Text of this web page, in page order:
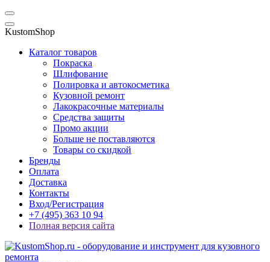
KustomShop
Каталог товаров
Покраска
Шлифование
Полировка и автокосметика
Кузовной ремонт
Лакокрасочные материалы
Средства защиты
Промо акции
Больше не поставляются
Товары со скидкой
Бренды
Оплата
Доставка
Контакты
Вход/Регистрация
+7 (495) 363 10 94
Полная версия сайта